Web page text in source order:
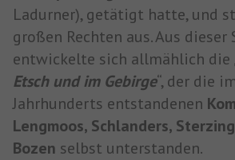
Ladurner), getätigt hatte, und
großen Rechten aus. Aus dieser
entwickelte sich allmählich die
Etsch und im Gebirge“, der die
Jahrhunderts entstandenen
Lengmoos, Schlanders,
Bozen selbst unterstanden.